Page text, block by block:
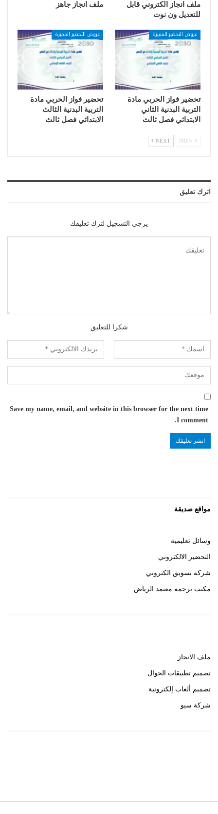
ملف انجاز الكتروني قابل
للتعديل ون نوت
ملف انجاز جاهز
عروض التحضير المميزة
تحضير فواز الحربي مادة
التربية البدنية الثاني
الابتدائي فصل ثالث
عروض التحضير المميزة
تحضير فواز الحربي مادة
التربية البدنية الثالث
الابتدائي فصل ثالث
NEXT
اترك تعليق
يرجي التسجيل لترك تعليقك
شكرا للتعليق
Save my name, email, and website in this browser for the next time
I comment.
مواقع صديقة
وسائل تعليمية
التحضير الالكتروني
شركة تسويق الكتروني
مكتب ترجمة معتمد الرياض
ملف الانجاز
تصميم تطبيقات الجوال
تصميم ألعاب إلكترونية
شركة سيو